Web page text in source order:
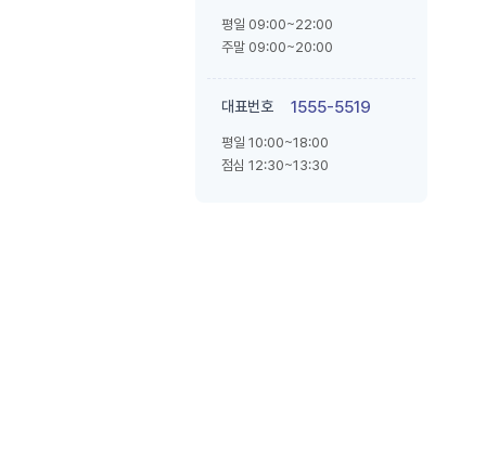
평일 09:00~22:00
주말 09:00~20:00
대표번호 1555-5519
평일 10:00~18:00
점심 12:30~13:30